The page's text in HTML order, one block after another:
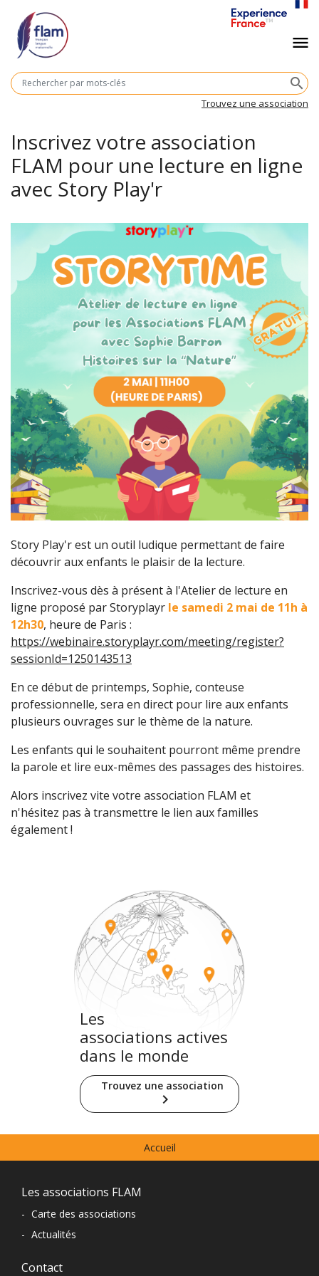
contenu
principal
Navigation
principalesearch
Trouvez une association
menu
Inscrivez votre association
FLAM pour une lecture en ligne
avec Story Play'r
Story Play'r est un outil ludique permettant de faire
découvrir aux enfants le plaisir de la lecture.
Inscrivez-vous dès à présent à l'Atelier de lecture en
ligne proposé par Storyplayr le samedi 2 mai de 11h à
12h30, heure de Paris :
https://webinaire.storyplayr.com/meeting/register?
sessionId=1250143513
En ce début de printemps, Sophie, conteuse
professionnelle, sera en direct pour lire aux enfants
plusieurs ouvrages sur le thème de la nature.
Les enfants qui le souhaitent pourront même prendre
la parole et lire eux-mêmes des passages des histoires.
Alors inscrivez vite votre association FLAM et
n'hésitez pas à transmettre le lien aux familles
également !
Les
associations actives
dans le monde
Trouvez une association
keyboard_arrow_right
Accueil
Navigation
du
pied
Les associations FLAM
- Carte des associations
- Actualités
Contact